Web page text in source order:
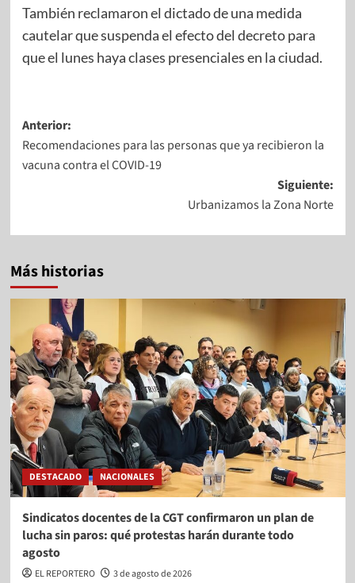
También reclamaron el dictado de una medida
cautelar que suspenda el efecto del decreto para
que el lunes haya clases presenciales en la ciudad.
Anterior:
Recomendaciones para las personas que ya recibieron la
vacuna contra el COVID-19
Siguiente:
Urbanizamos la Zona Norte
Más historias
DESTACADO NACIONALES
Sindicatos docentes de la CGT confirmaron un plan de
lucha sin paros: qué protestas harán durante todo
agosto
EL REPORTERO 3 de agosto de 2026